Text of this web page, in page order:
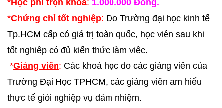
*Học phí trọn khoá: 1.000.000 Đồng.
*Chứng chỉ tốt nghiệp: Do Trường đại học kinh tế
Tp.HCM cấp có giá trị toàn quốc, học viên sau khi
tốt nghiệp có đủ kiến thức làm việc.
*Giảng viên: Các khoá học do các giảng viên của
Trường Đại Học TPHCM, các giảng viên am hiểu
thực tế giỏi nghiệp vụ đảm nhiệm.